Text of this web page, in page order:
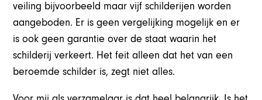
veiling bijvoorbeeld maar vijf schilderijen worden
aangeboden. Er is geen vergelijking mogelijk en er
is ook geen garantie over de staat waarin het
schilderij verkeert. Het feit alleen dat het van een
beroemde schilder is, zegt niet alles.